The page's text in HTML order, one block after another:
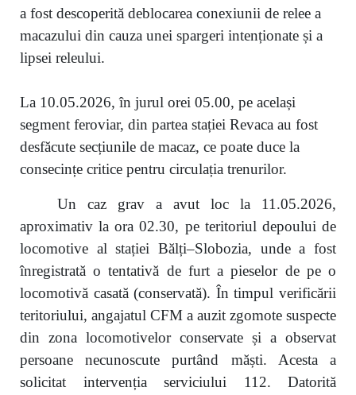
a fost descoperită deblocarea conexiunii de relee a
macazului din cauza unei spargeri intenționate și a
lipsei releului.
La 10.05.2026, în jurul orei 05.00, pe același
segment feroviar, din partea stației Revaca au fost
desfăcute secțiunile de macaz, ce poate duce la
consecințe critice pentru circulația trenurilor.
Un caz grav a avut loc la 11.05.2026,
aproximativ la ora 02.30, pe teritoriul depoului de
locomotive al stației Bălți–Slobozia, unde a fost
înregistrată o tentativă de furt a pieselor de pe o
locomotivă casată (conservată). În timpul verificării
teritoriului, angajatul CFM a auzit zgomote suspecte
din zona locomotivelor conservate și a observat
persoane necunoscute purtând măști. Acesta a
solicitat intervenția serviciului 112. Datorită